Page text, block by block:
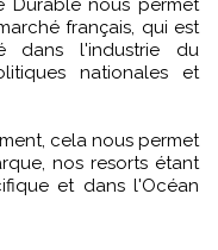
Durable nous permet
français, qui est
dans l'industrie du
nationales et
cela nous permet
nos resorts étant
et dans l'Océan